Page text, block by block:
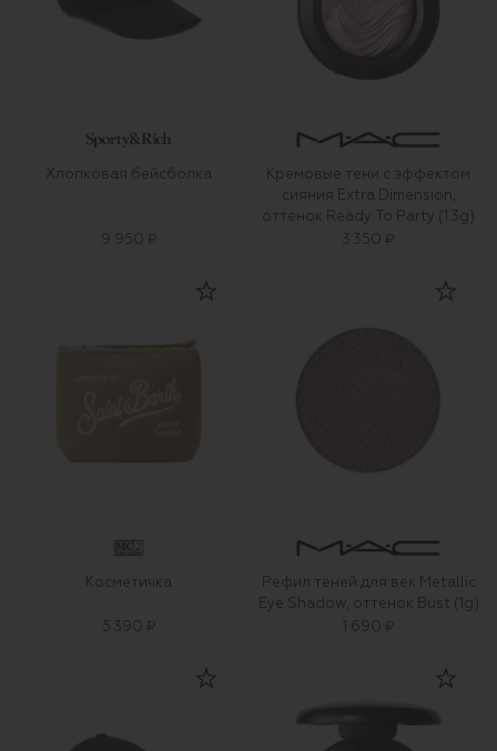
Хлопковая бейсболка
9 950 ₽
Кремовые тени с эффектом
сияния Extra Dimension,
оттенок Ready To Party (1.3g)
3 350 ₽
Косметичка
5 390 ₽
Рефил теней для век Metallic
Eye Shadow, оттенок Bust (1g)
1 690 ₽